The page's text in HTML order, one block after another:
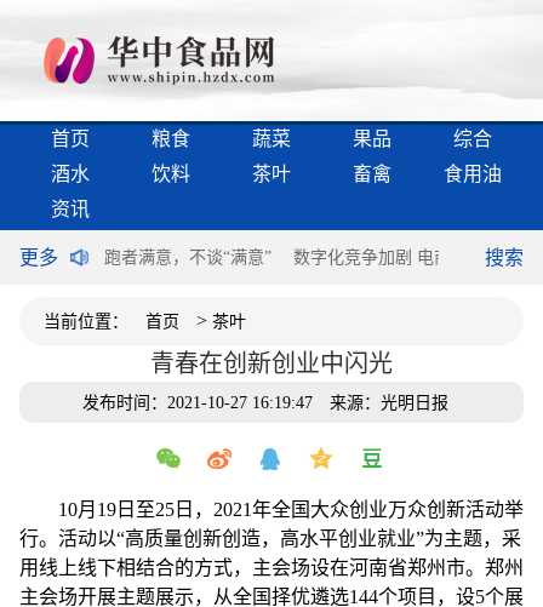
首页 粮食 蔬菜 果品
综合
酒水
饮料 茶叶 畜禽
食用油
资讯
更多
半个世纪 跑者满意，不谈“满意” 数字化竞争加剧 电商领域构建第
搜索
当前位置： 首页 > 茶叶
青春在创新创业中闪光
发布时间：2021-10-27 16:19:47 来源：光明日报
10月19日至25日，2021年全国大众创业万众创新活动举
行。活动以“高质量创新创造，高水平创业就业”为主题，采
用线上线下相结合的方式，主会场设在河南省郑州市。郑州
主会场开展主题展示，从全国择优遴选144个项目，设5个展